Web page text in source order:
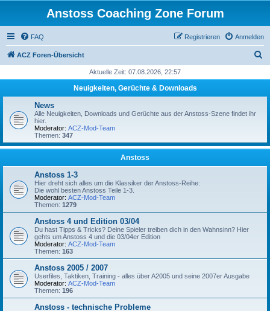
Anstoss Coaching Zone Forum
FAQ Anmelden
Registrieren
ACZ Foren-Übersicht
h
Aktuelle Zeit: 07.08.2026, 22:57
Neuigkeiten, Gerüchte & Downloads
News
Alle Neuigkeiten, Downloads und Gerüchte aus der Anstoss-Szene findet ihr
hier.
Moderator: ACZ-Mod-Team
Themen: 347
Anstoss
Anstoss 1-3
Hier dreht sich alles um die Klassiker der Anstoss-Reihe:
Die wohl besten Anstoss Teile 1-3.
Moderator: ACZ-Mod-Team
Themen: 1279
Anstoss 4 und Edition 03/04
Du hast Tipps & Tricks? Deine Spieler treiben dich in den Wahnsinn? Hier
gehts um Anstoss 4 und die 03/04er Edition
Moderator: ACZ-Mod-Team
Themen: 163
Anstoss 2005 / 2007
Userfiles, Taktiken, Training - alles über A2005 und seine 2007er Ausgabe
Moderator: ACZ-Mod-Team
Themen: 196
Anstoss - technische Probleme